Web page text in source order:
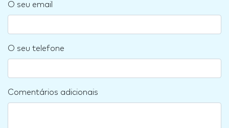
O seu email
O seu telefone
Comentários adicionais